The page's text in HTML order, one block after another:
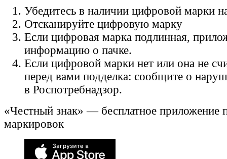
Убедитесь в наличии цифровой марки
Отсканируйте цифровую марку
Если цифровая марка подлинная,
информацию о пачке.
Если цифровой марки нет или она не
перед вами подделка: сообщите о
в Роспотребнадзор.
«Честный знак» — бесплатное приложение
маркировок